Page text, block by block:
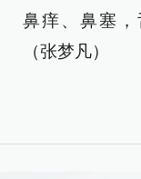
鼻痒、鼻塞，
（张梦凡）